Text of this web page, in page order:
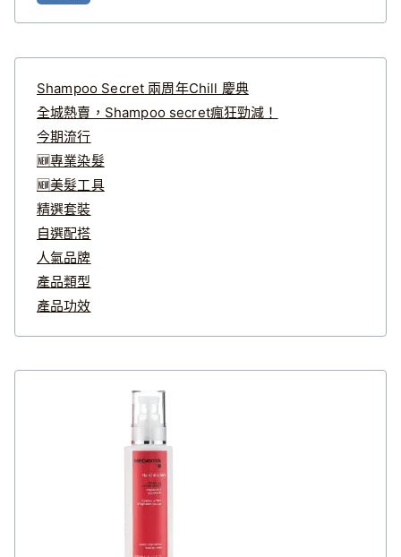
Shampoo Secret 兩周年Chill 慶典
全城熱賣，Shampoo secret瘋狂勁減！
今期流行
🆕專業染髮
🆕美髮工具
精選套裝
自選配搭
人氣品牌
產品類型
產品功效